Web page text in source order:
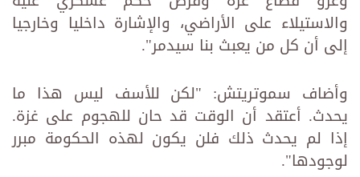
والاستيلاء على الأراضي، والإشارة داخليا وخارجيا
إلى أن كل من يعبث بنا سيدمر".
وأضاف سموتريتش: "لكن للأسف ليس هذا ما
يحدث. أعتقد أن الوقت قد حان للهجوم على غزة.
إذا لم يحدث ذلك فلن يكون لهذه الحكومة مبرر
لوجودها".